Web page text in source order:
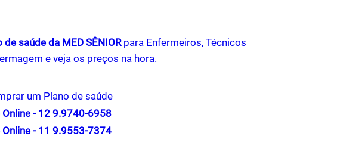
saúde da MED SÊNIORpara Enfermeiros, Técnicos
e veja os preços na hora.
um Plano de saúde
Online - 12 9.9740-6958
Online - 11 9.9553-7374